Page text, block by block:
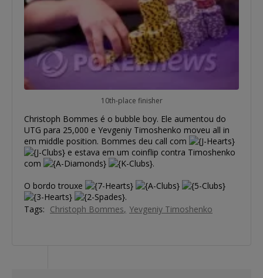
10th-place finisher
Christoph Bommes é o bubble boy. Ele aumentou do
UTG para 25,000 e Yevgeniy Timoshenko moveu all in
em middle position. Bommes deu call com
e estava em um coinflip contra Timoshenko
com
.
O bordo trouxe
.
Tags: Christoph Bommes Yevgeniy Timoshenko